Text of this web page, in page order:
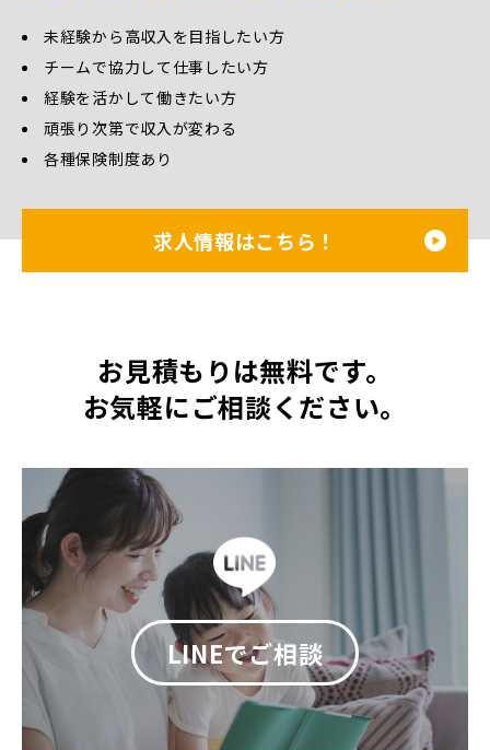
未経験から高収入を目指したい方
チームで協力して仕事したい方
経験を活かして働きたい方
頑張り次第で収入が変わる
各種保険制度あり
求人情報はこちら！
お見積もりは無料です。
お気軽にご相談ください。
LINEでご相談